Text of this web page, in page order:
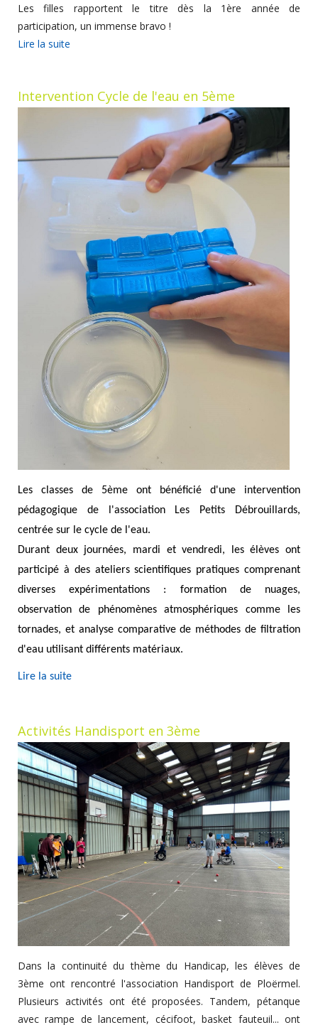
Les filles rapportent le titre dès la 1ère année de
participation, un immense bravo !
Lire la suite
Intervention Cycle de l'eau en 5ème
Les classes de 5ème ont bénéficié d'une intervention
pédagogique de l'association Les Petits Débrouillards,
centrée sur le cycle de l'eau.
Durant deux journées, mardi et vendredi, les élèves ont
participé à des ateliers scientifiques pratiques comprenant
diverses expérimentations : formation de nuages,
observation de phénomènes atmosphériques comme les
tornades, et analyse comparative de méthodes de filtration
d'eau utilisant différents matériaux.
Lire la suite
Activités Handisport en 3ème
Dans la continuité du thème du Handicap, les élèves de
3ème ont rencontré l'association Handisport de Ploërmel.
Plusieurs activités ont été proposées. Tandem, pétanque
avec rampe de lancement, cécifoot, basket fauteuil... ont